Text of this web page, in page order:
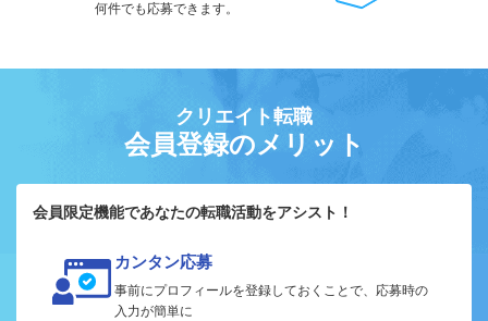
何件でも応募できます。
クリエイト転職
会員登録のメリット
会員限定機能であなたの転職活動をアシスト！
カンタン応募
事前にプロフィールを登録しておくことで、応募時の
入力が簡単に